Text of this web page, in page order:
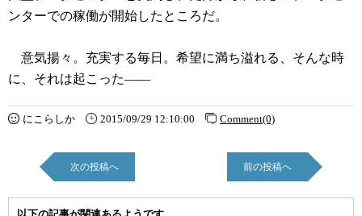
ンターでの稼働が開始したところだ。
意気揚々。充実する毎日。希望に満ち溢れる、そんな時
に、それは起こった――
にこらしか 2015/09/29 12:10:00 Comment(0)
次の投稿へ 前の投稿へ